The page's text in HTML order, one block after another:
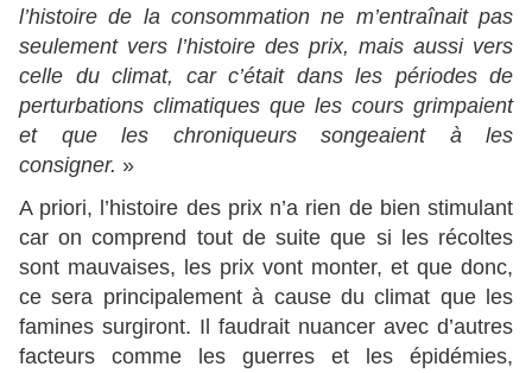
l’histoire de la consommation ne m’entraînait pas
seulement vers l’histoire des prix, mais aussi vers
celle du climat, car c’était dans les périodes de
perturbations climatiques que les cours grimpaient
et que les chroniqueurs songeaient à les
consigner. »
A priori, l’histoire des prix n’a rien de bien stimulant
car on comprend tout de suite que si les récoltes
sont mauvaises, les prix vont monter, et que donc,
ce sera principalement à cause du climat que les
famines surgiront. Il faudrait nuancer avec d’autres
facteurs comme les guerres et les épidémies,